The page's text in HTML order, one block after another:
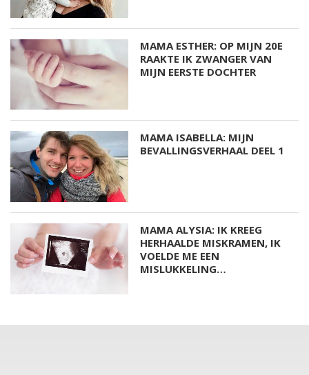
MAMA ESTHER: OP MIJN 20E
RAAKTE IK ZWANGER VAN
MIJN EERSTE DOCHTER
MAMA ISABELLA: MIJN
BEVALLINGSVERHAAL DEEL 1
MAMA ALYSIA: IK KREEG
HERHAALDE MISKRAMEN, IK
VOELDE ME EEN
MISLUKKELING…